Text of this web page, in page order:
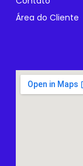
Área do Cliente